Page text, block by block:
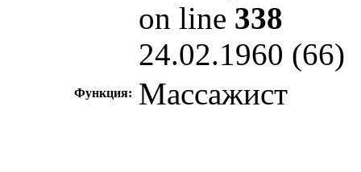
on line 338
24.02.1960 (66)
Функция: Массажист